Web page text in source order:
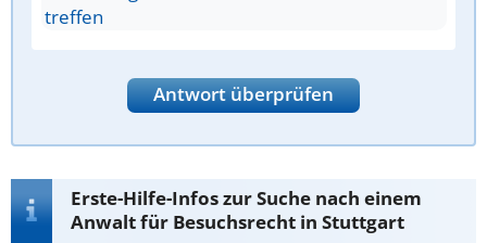
treffen
Antwort überprüfen
Erste-Hilfe-Infos zur Suche nach einem
Anwalt für Besuchsrecht in Stuttgart